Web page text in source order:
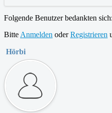
Folgende Benutzer bedankten sich:
Bitte Anmelden oderRegistrieren
Hörbi